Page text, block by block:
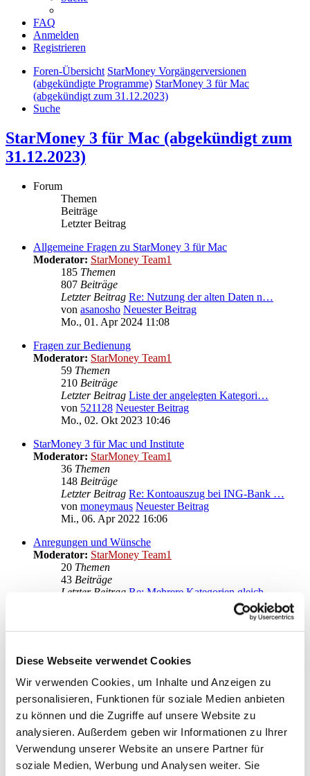
Diese Webseite verwendet Cookies
Wir verwenden Cookies, um Inhalte und Anzeigen zu
personalisieren, Funktionen für soziale Medien anbieten
zu können und die Zugriffe auf unsere Website zu
analysieren. Außerdem geben wir Informationen zu Ihrer
Verwendung unserer Website an unsere Partner für
soziale Medien, Werbung und Analysen weiter. Sie
FAQ
Anmelden
Registrieren
Foren-Übersicht StarMoney Vorgängerversionen
(abgekündigte Programme) StarMoney 3 für Mac
(abgekündigt zum 31.12.2023)
Suche
StarMoney 3 für Mac (abgekündigt zum
31.12.2023)
Forum
Themen
Beiträge
Letzter Beitrag
Allgemeine Fragen zu StarMoney 3 für Mac
Moderator: StarMoney Team1
185 Themen
807 Beiträge
Letzter Beitrag Re: Nutzung der alten Daten n…
von asanosho Neuester Beitrag
Mo., 01. Apr 2024 11:08
Fragen zur Bedienung
Moderator: StarMoney Team1
59 Themen
210 Beiträge
Letzter Beitrag Liste der angelegten Kategori…
von 521128 Neuester Beitrag
Mo., 02. Okt 2023 10:46
StarMoney 3 für Mac und Institute
Moderator: StarMoney Team1
36 Themen
148 Beiträge
Letzter Beitrag Re: Kontoauszug bei ING-Bank …
von moneymaus Neuester Beitrag
Mi., 06. Apr 2022 16:06
Anregungen und Wünsche
Moderator: StarMoney Team1
20 Themen
43 Beiträge
Letzter Beitrag Re: Mehrere Kategorien gleich…
Star Finanz GmbH
↳ Ankündigungen der Star Finanz GmbH
↳ Inhalte OnlineUpdates (Produktaktualisierungen)
StarMoney Deluxe 15
↳ Allgemeine Fragen zu StarMoney Deluxe 15
↳ Installation von StarMoney Deluxe 15
↳ Bedienung von StarMoney Deluxe 15
↳ StarMoney Deluxe 15 und Institute
↳ Anregungen und Wünsche zu StarMoney Deluxe 15